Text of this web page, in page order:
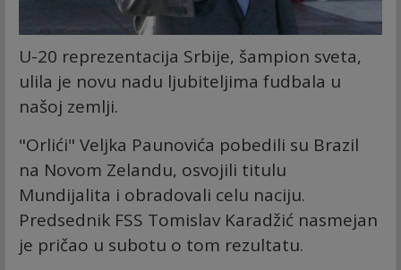
U-20 reprezentacija Srbije, šampion sveta,
ulila je novu nadu ljubiteljima fudbala u
našoj zemlji.
"Orlići" Veljka Paunovića pobedili su Brazil
na Novom Zelandu, osvojili titulu
Mundijalita i obradovali celu naciju.
Predsednik FSS Tomislav Karadžić nasmejan
je pričao u subotu o tom rezultatu.